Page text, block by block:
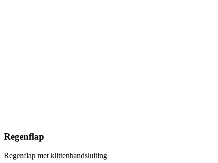
Regenflap
Regenflap met klittenbandsluiting